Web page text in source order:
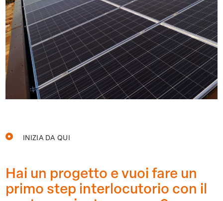
INIZIA DA QUI
Hai un progetto e vuoi fare un
primo step interlocutorio con il